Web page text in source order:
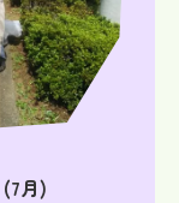
月)